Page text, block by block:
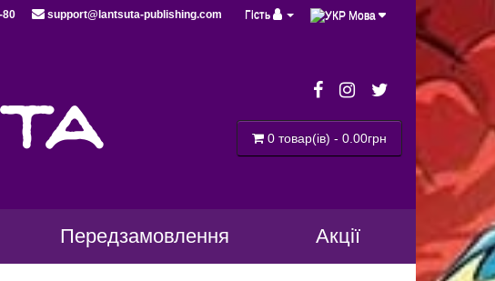
Мова
Гість
80 support@lantsuta-publishing.com
0 товар(ів) - 0.00грн
Передзамовлення Акції